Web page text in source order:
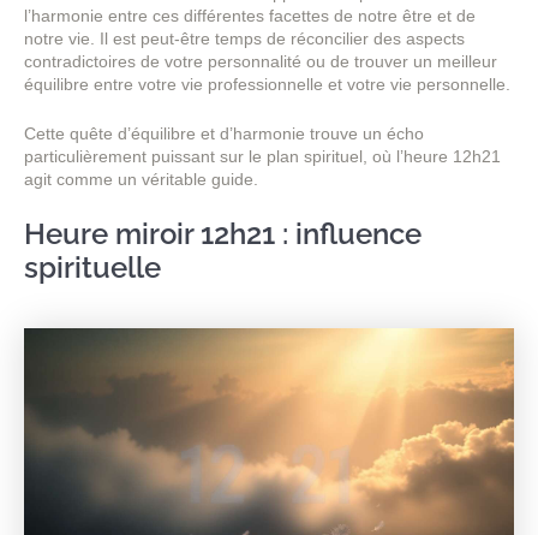
l’harmonie entre ces différentes facettes de notre être et de
notre vie. Il est peut-être temps de réconcilier des aspects
contradictoires de votre personnalité ou de trouver un meilleur
équilibre entre votre vie professionnelle et votre vie personnelle.
Cette quête d’équilibre et d’harmonie trouve un écho
particulièrement puissant sur le plan spirituel, où l’heure 12h21
agit comme un véritable guide.
Heure miroir 12h21 : influence
spirituelle